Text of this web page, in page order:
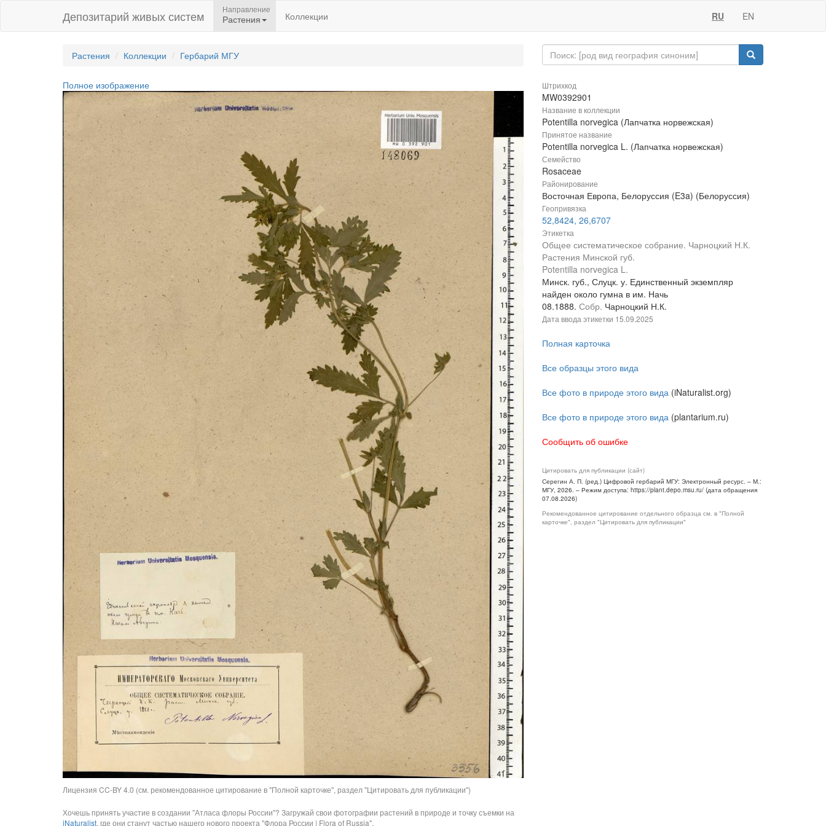
Депозитарий живых систем Направление
Растения Коллекции RU EN
Растения Коллекции Гербарий МГУ
Полное изображение
Лицензия CC-BY 4.0 (см. рекомендованное цитирование в "Полной карточке", раздел "Цитировать для публикации")
Хочешь принять участие в создании "Атласа флоры России"? Загружай свои фотографии растений в природе и точку съемки на
iNaturalist, где они станут частью нашего нового проекта "Флора России | Flora of Russia".
Штрихкод
MW0392901
Название в коллекции
Potentilla norvegica (Лапчатка норвежская)
Принятое название
Potentilla norvegica L. (Лапчатка норвежская)
Семейство
Rosaceae
Районирование
Восточная Европа, Белоруссия (E3a) (Белоруссия)
Геопривязка
52,8424, 26,6707
Этикетка
Общее систематическое собрание. Чарноцкий Н.К.
Растения Минской губ.
Potentilla norvegica L.
Минск. губ., Слуцк. у. Единственный экземпляр
найден около гумна в им. Начь
08.1888. Собр. Чарноцкий Н.К.
Дата ввода этикетки 15.09.2025
Полная карточка
Все образцы этого вида
Все фото в природе этого вида (iNaturalist.org)
Все фото в природе этого вида (plantarium.ru)
Сообщить об ошибке
Цитировать для публикации (сайт)
Серегин А. П. (ред.) Цифровой гербарий МГУ: Электронный ресурс. – М.:
МГУ, 2026. – Режим доступа: https://plant.depo.msu.ru/ (дата обращения
07.08.2026)
Рекомендованное цитирование отдельного образца см. в "Полной
карточке", раздел "Цитировать для публикации"